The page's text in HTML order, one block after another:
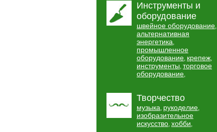
Инструменты и
оборудование
швейное оборудование,
альтернативная
энергетика,
промышленное
оборудование, крепеж,
инструменты, торговое
оборудование,
Творчество
музыка, рукоделие,
изобразительное
искусство, хобби,